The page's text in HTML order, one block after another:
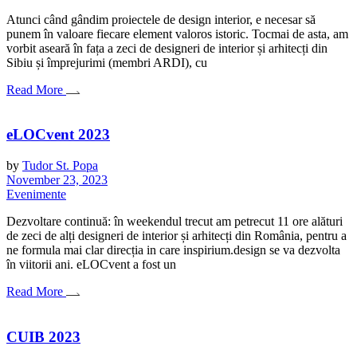
Atunci când gândim proiectele de design interior, e necesar să
punem în valoare fiecare element valoros istoric. Tocmai de asta, am
vorbit aseară în fața a zeci de designeri de interior și arhitecți din
Sibiu și împrejurimi (membri ARDI), cu
Read More
eLOCvent 2023
by Tudor St. Popa
November 23, 2023
Evenimente
Dezvoltare continuă: în weekendul trecut am petrecut 11 ore alături
de zeci de alți designeri de interior și arhitecți din România, pentru a
ne formula mai clar direcția in care inspirium.design se va dezvolta
în viitorii ani. eLOCvent a fost un
Read More
CUIB 2023